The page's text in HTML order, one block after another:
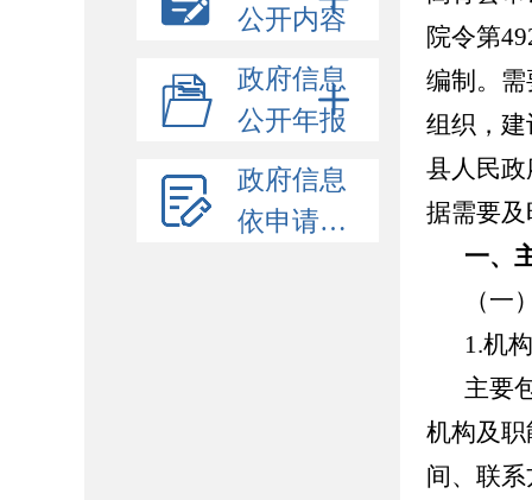
公开内容
政府信息
公开年报
政府信息
依申请公开
院令第
编制。
组织，
县人民政
据需要
一、
（
1.机
主要
机构及
间、联